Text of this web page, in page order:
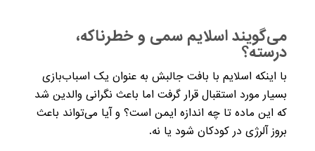
می‌گویند اسلایم سمی و خطرناکه،
درسته؟
با اینکه اسلایم با بافت جالبش به عنوان یک اسباب‌بازی
بسیار مورد استقبال قرار گرفت اما باعث نگرانی والدین شد
که این ماده تا چه اندازه ایمن است؟ و آیا می‌تواند باعث
بروز آلرژی در کودکان شود یا نه.